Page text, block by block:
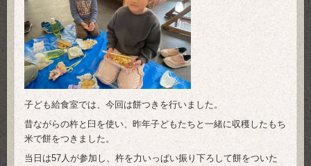
子ども給食室では、今回は餅つきを行いました。
昔ながらの杵と臼を使い、昨年子どもたちと一緒に収穫したもち
米で餅をつきました。
当日は57人が参加し、杵を力いっぱい振り下ろして餅をついた